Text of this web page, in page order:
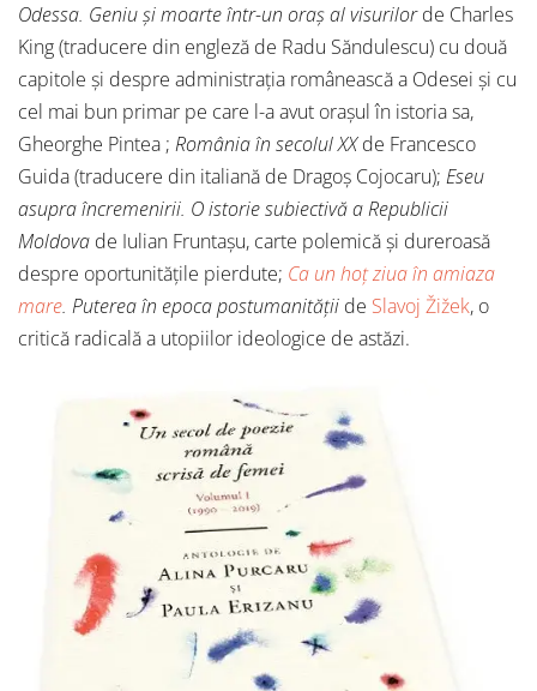
Odessa. Geniu și moarte într-un oraș al visurilorde Charles
King (traducere din engleză de Radu Săndulescu) cu două
capitole și despre administrația românească a Odesei și cu
cel mai bun primar pe care l-a avut orașul în istoria sa,
Gheorghe Pintea ; România în secolul XXde Francesco
Guida (traducere din italiană de Dragoș Cojocaru); Eseu
asupra încremenirii. O istorie subiectivă a Republicii
Moldova de Iulian Fruntașu, carte polemică și dureroasă
despre oportunitățile pierdute; Ca un hoț ziua în amiaza
mare. Puterea în epoca postumanității de Slavoj Žižek, o
critică radicală a utopiilor ideologice de astăzi.